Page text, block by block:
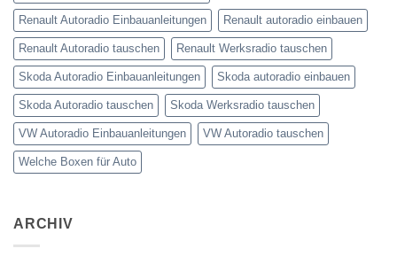
Renault Autoradio Einbauanleitungen Renault autoradio einbauen
Renault Autoradio tauschen Renault Werksradio tauschen
Skoda Autoradio Einbauanleitungen Skoda autoradio einbauen
Skoda Autoradio tauschen Skoda Werksradio tauschen
VW Autoradio Einbauanleitungen VW Autoradio tauschen
Welche Boxen für Auto
ARCHIV